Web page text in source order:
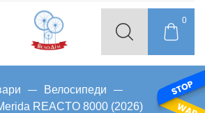
0
Велосипеди
REACTO 8000 (2026)